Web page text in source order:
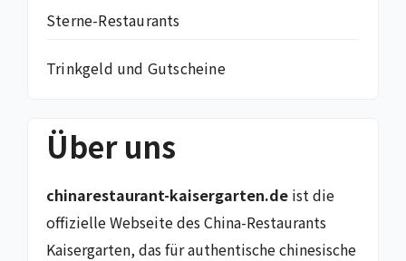
Sterne-Restaurants
Trinkgeld und Gutscheine
Über uns
chinarestaurant-kaisergarten.de ist die
offizielle Webseite des China-Restaurants
Kaisergarten, das für authentische chinesische